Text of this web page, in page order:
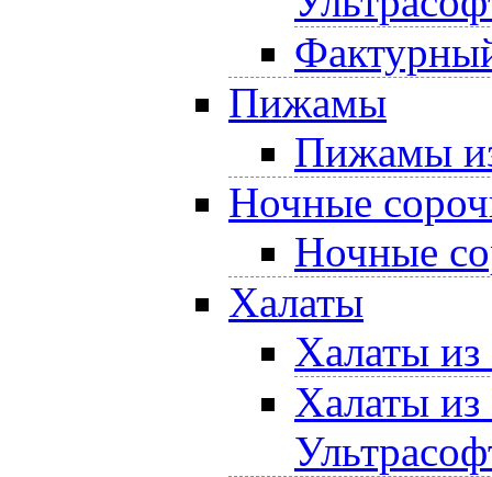
Пижамы
Пижамы
Ночные
Ночные
Халаты
Халаты из
Халаты